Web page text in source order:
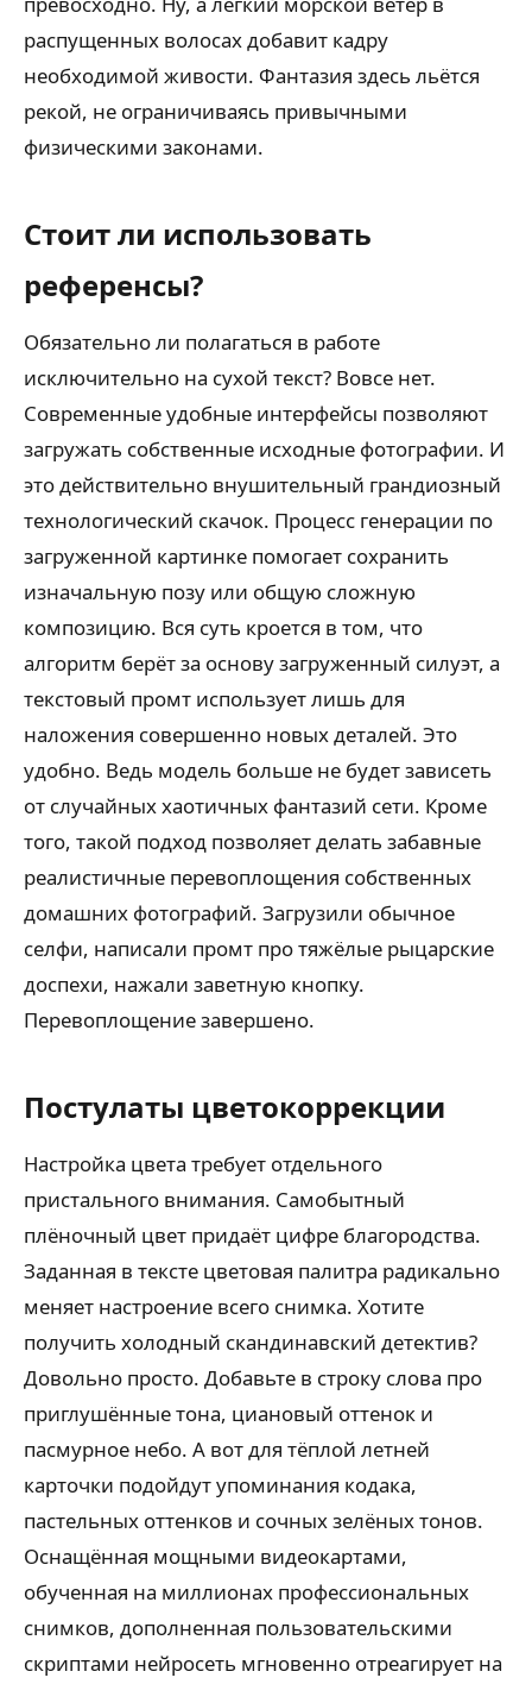
распущенных волосах добавит кадру
необходимой живости. Фантазия здесь льётся
рекой, не ограничиваясь привычными
физическими законами.
Стоит ли использовать
референсы?
Обязательно ли полагаться в работе
исключительно на сухой текст? Вовсе нет.
Современные удобные интерфейсы позволяют
загружать собственные исходные фотографии. И
это действительно внушительный грандиозный
технологический скачок. Процесс генерации по
загруженной картинке помогает сохранить
изначальную позу или общую сложную
композицию. Вся суть кроется в том, что
алгоритм берёт за основу загруженный силуэт, а
текстовый промт использует лишь для
наложения совершенно новых деталей. Это
удобно. Ведь модель больше не будет зависеть
от случайных хаотичных фантазий сети. Кроме
того, такой подход позволяет делать забавные
реалистичные перевоплощения собственных
домашних фотографий. Загрузили обычное
селфи, написали промт про тяжёлые рыцарские
доспехи, нажали заветную кнопку.
Перевоплощение завершено.
Постулаты цветокоррекции
Настройка цвета требует отдельного
пристального внимания. Самобытный
плёночный цвет придаёт цифре благородства.
Заданная в тексте цветовая палитра радикально
меняет настроение всего снимка. Хотите
получить холодный скандинавский детектив?
Довольно просто. Добавьте в строку слова про
приглушённые тона, циановый оттенок и
пасмурное небо. А вот для тёплой летней
карточки подойдут упоминания кодака,
пастельных оттенков и сочных зелёных тонов.
Оснащённая мощными видеокартами,
обученная на миллионах профессиональных
снимков, дополненная пользовательскими
скриптами нейросеть мгновенно отреагирует на